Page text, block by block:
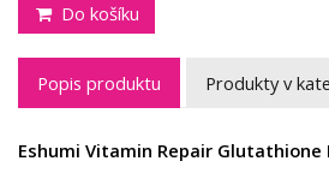
Do košíku
Popis produktu Produkty v
Eshumi Vitamin Repair Glutathione